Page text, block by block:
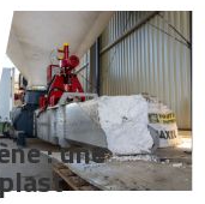
: une